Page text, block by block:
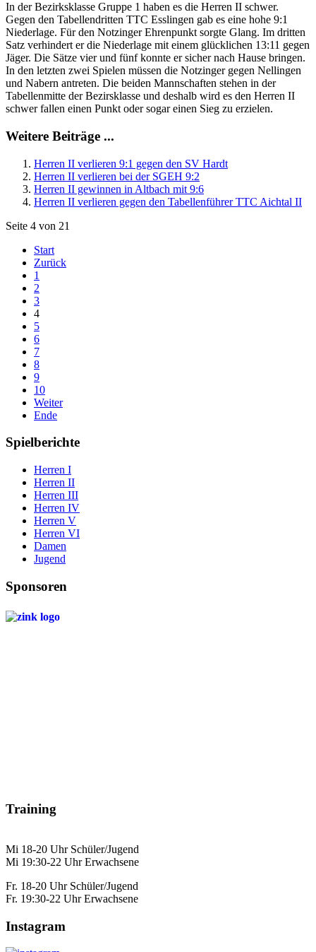
In der Bezirksklasse Gruppe 1 haben es die Herren II schwer.
Gegen den Tabellendritten TTC Esslingen gab es eine hohe 9:1
Niederlage. Für den Notzinger Ehrenpunkt sorgte Glang. Im dritten
Satz verhindert er die Niederlage mit einem glücklichen 13:11 gegen
Jäger. Die Sätze vier und fünf konnte er sicher nach Hause bringen.
In den letzten zwei Spielen müssen die Notzinger gegen Nellingen
und Nabern antreten. Die beiden Mannschaften stehen in der
Tabellenmitte der Bezirsklasse und deshalb wird es den Herren II
schwer fallen einen Punkt oder sogar einen Sieg zu erzielen.
Weitere Beiträge ...
Herren II verlieren 9:1 gegen den SV Hardt
Herren II verlieren bei der SGEH 9:2
Herren II gewinnen in Altbach mit 9:6
Herren II verlieren gegen den Tabellenführer TTC Aichtal II
Seite 4 von 21
Start
Zurück
1
2
3
4
5
6
7
8
9
10
Weiter
Ende
Spielberichte
Herren I
Herren II
Herren III
Herren IV
Herren V
Herren VI
Damen
Jugend
Sponsoren
Training
Mi 18-20 Uhr Schüler/Jugend
Mi 19:30-22 Uhr Erwachsene
Fr. 18-20 Uhr Schüler/Jugend
Fr. 19:30-22 Uhr Erwachsene
Instagram